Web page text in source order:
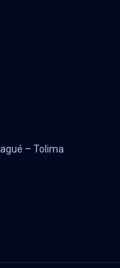
– Tolima